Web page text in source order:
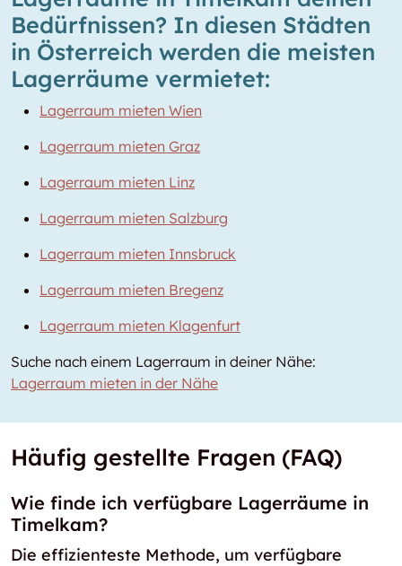
Bedürfnissen? In diesen Städten
in Österreich werden die meisten
Lagerräume vermietet:
Lagerraum mieten Wien
Lagerraum mieten Graz
Lagerraum mieten Linz
Lagerraum mieten Salzburg
Lagerraum mieten Innsbruck
Lagerraum mieten Bregenz
Lagerraum mieten Klagenfurt
Suche nach einem Lagerraum in deiner Nähe:
Lagerraum mieten in der Nähe
Häufig gestellte Fragen (FAQ)
Wie finde ich verfügbare Lagerräume in
Timelkam?
Die effizienteste Methode, um verfügbare